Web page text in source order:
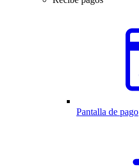
Pantalla de pago